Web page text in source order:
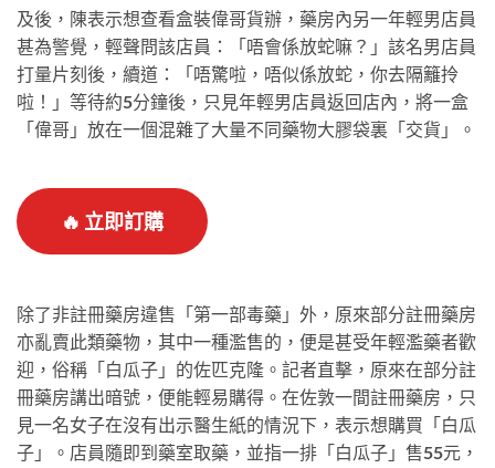
及後，陳表示想查看盒裝偉哥貨辦，藥房內另一年輕男店員
甚為警覺，輕聲問該店員：「唔會係放蛇嘛？」該名男店員
打量片刻後，續道：「唔驚啦，唔似係放蛇，你去隔籬拎
啦！」等待約5分鐘後，只見年輕男店員返回店內，將一盒
「偉哥」放在一個混雜了大量不同藥物大膠袋裏「交貨」。
🔥 立即訂購
除了非註冊藥房違售「第一部毒藥」外，原來部分註冊藥房
亦亂賣此類藥物，其中一種濫售的，便是甚受年輕濫藥者歡
迎，俗稱「白瓜子」的佐匹克隆。記者直擊，原來在部分註
冊藥房講出暗號，便能輕易購得。在佐敦一間註冊藥房，只
見一名女子在沒有出示醫生紙的情況下，表示想購買「白瓜
子」。店員隨即到藥室取藥，並指一排「白瓜子」售55元，